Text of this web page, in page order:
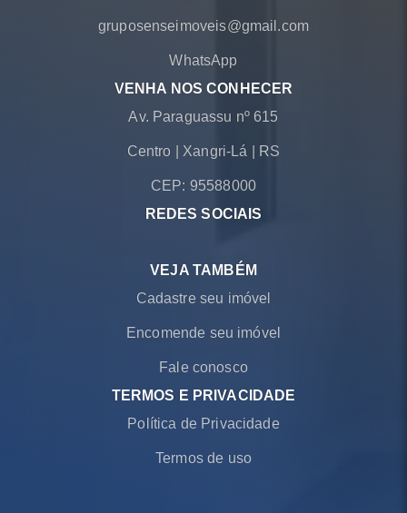
gruposenseimoveis@gmail.com
WhatsApp
VENHA NOS CONHECER
Av. Paraguassu nº 615
Centro Xangri-Lá RS
CEP: 95588000
REDES SOCIAIS
VEJA TAMBÉM
Cadastre seu imóvel
Encomende seu imóvel
Fale conosco
TERMOS E PRIVACIDADE
Política de Privacidade
Termos de uso